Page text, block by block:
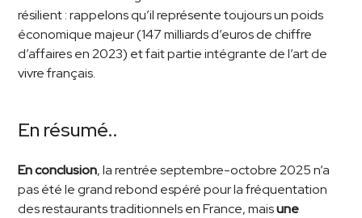
résilient : rappelons qu’il représente toujours un poids
économique majeur (147 milliards d’euros de chiffre
d’affaires en 2023) et fait partie intégrante de l’art de
vivre français.
En résumé..
En conclusion, la rentrée septembre-octobre 2025 n’a
pas été le grand rebond espéré pour la fréquentation
des restaurants traditionnels en France, maisune